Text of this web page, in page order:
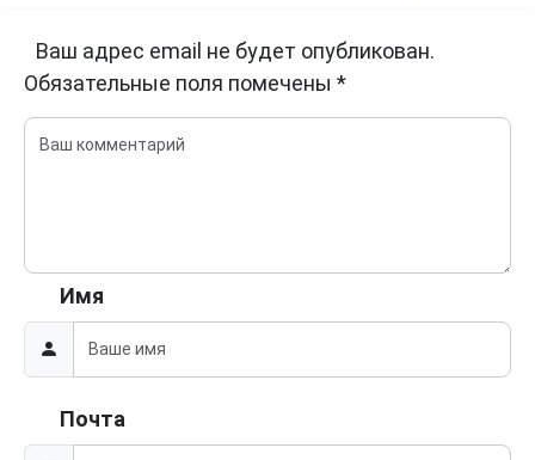
Ваш адрес email не будет опубликован.
Обязательные поля помечены *
Имя
Почта